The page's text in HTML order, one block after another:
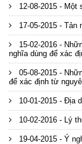
12-08-2015 - Một
17-05-2015 - Tản
15-02-2016 -
nghĩa dùng để xác
05-08-2015 -
để xác định từ
10-01-2015 - Địa
10-02-2016 - Lý
19-04-2015 - Ý